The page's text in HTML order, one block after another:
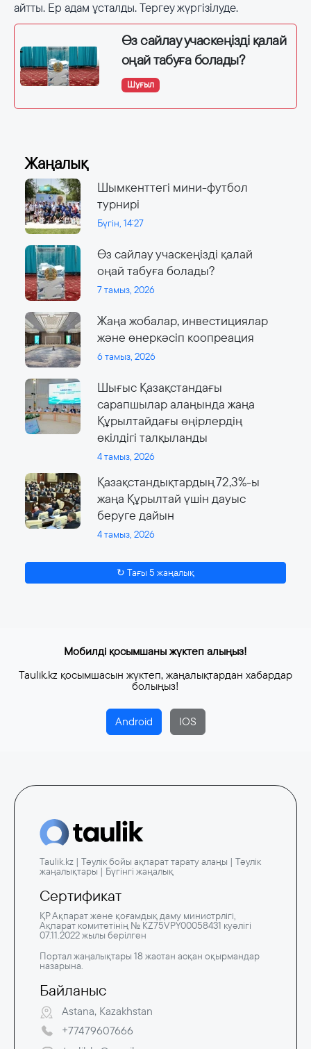
айтты. Ер адам ұсталды. Тергеу жүргізілуде.
Өз сайлау учаскеңізді қалай
оңай табуға болады?
Шұғыл
Жаңалық
Шымкенттегі мини-футбол
турнирі
Бүгін, 14:27
Өз сайлау учаскеңізді қалай
оңай табуға болады?
7 тамыз, 2026
Жаңа жобалар, инвестициялар
және өнеркәсіп коопреация
6 тамыз, 2026
Шығыс Қазақстандағы
сарапшылар алаңында жаңа
Құрылтайдағы өңірлердің
өкілдігі талқыланды
4 тамыз, 2026
Қазақстандықтардың 72,3%-ы
жаңа Құрылтай үшін дауыс
беруге дайын
4 тамыз, 2026
↻ Тағы 5 жаңалық
Мобилді қосымшаны жүктеп алыңыз!
Taulik.kz қосымшасын жүктеп, жаңалықтардан хабардар
болыңыз!
Android IOS
Taulik.kz | Тәулік бойы ақпарат тарату алаңы | Тәулік
жаңалықтары | Бүгінгі жаңалық
Сертификат
ҚР Ақпарат және қоғамдық даму министрлігі,
Ақпарат комитетінің № KZ75VPY00058431 куәлігі
07.11.2022 жылы берілген
Портал жаңалықтары 18 жастан асқан оқырмандар
назарына.
Байланыс
Astana, Kazakhstan
+77479607666